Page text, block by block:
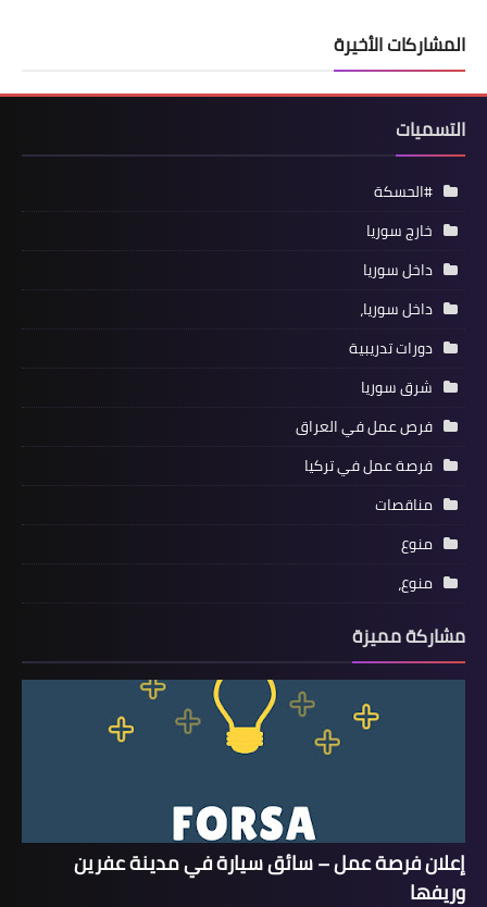
المشاركات الأخيرة
التسميات
#الحسكة
خارج سوريا
داخل سوريا
داخل سوريا،
دورات تدريبية
شرق سوريا
فرص عمل في العراق
فرصة عمل في تركيا
مناقصات
منوع
منوع،
مشاركة مميزة
إعلان فرصة عمل – سائق سيارة في مدينة عفرين
وريفها